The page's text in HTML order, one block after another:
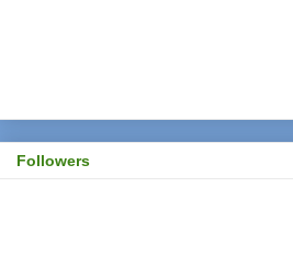
Followers